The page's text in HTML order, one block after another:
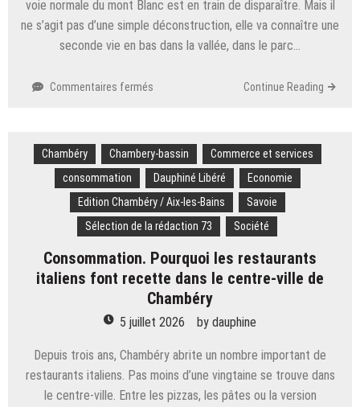
voie normale du mont Blanc est en train de disparaître. Mais il
ne s’agit pas d’une simple déconstruction, elle va connaître une
seconde vie en bas dans la vallée, dans le parc…
Commentaires fermés
beaucoup
d’émotion…
C’est
toute
une
période
qui
disparaît »
:
le
refuge
Goûter
en
cours
Continue Reading
Chambéry Chambery-bassin
Commerce et services
consommation
Dauphiné Libéré
Economie
Edition Chambéry / Aix-les-Bains
Savoie
Sélection de la rédaction 73
Société
Consommation. Pourquoi les restaurants
italiens font recette dans le centre-ville de
Chambéry
5 juillet 2026 by dauphine
Depuis trois ans, Chambéry abrite un nombre important de
restaurants italiens. Pas moins d’une vingtaine se trouve dans
le centre-ville. Entre les pizzas, les pâtes ou la version